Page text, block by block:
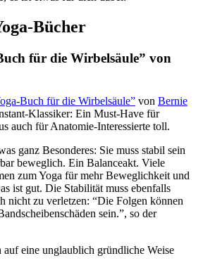
Bücher
für die Wirbelsäule” von
Buch für die Wirbelsäule” von Bernie
Klassiker: Ein Must-Have für
auch für Anatomie-Interessierte toll.
ganz Besonderes: Sie muss stabil sein
beweglich. Ein Balanceakt. Viele
zum Yoga für mehr Beweglichkeit und
ist gut. Die Stabilität muss ebenfalls
nicht zu verletzen: “Die Folgen können
sein.”, so der
auf eine unglaublich gründliche Weise